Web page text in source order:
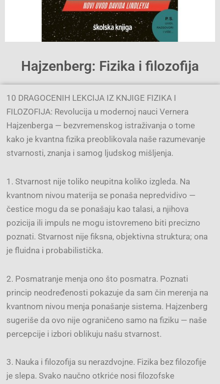
Hajzenberg: Fizika i filozofija
10 DRAGOCENIH LEKCIJA IZ KNJIGE FIZIKA I
FILOZOFIJA: Revolucija u modernoj nauci Vernera
Hajzenberga — bezvremenskog istraživanja o tome
kako je kvantna fizika preoblikovala naše razumevanje
stvarnosti, znanja i samog ljudskog mišljenja.
1. Stvarnost nije toliko neupitna koliko izgleda. Na
kvantnom nivou materija se ponaša nepredvidivo —
čestice mogu da se ponašaju kao talasi, a njihova
pozicija ili impuls ne mogu istovremeno biti precizno
poznati. Stvarnost nije fiksna, objektivna struktura; ona
je fluidna i probabilistička.
2. Posmatranje menja ono što posmatra. Poznati
princip neodređenosti pokazuje da sam čin merenja na
kvantnom nivou menja ponašanje sistema. Hajzenberg
sugeriše da ovo nije ograničeno samo na fiziku — naše
percepcije i izbori oblikuju našu stvarnost.
3. Nauka i filozofija su nerazdvojne. Fizika bez filozofije
je slepa. Svako naučno otkriće nosi filozofske